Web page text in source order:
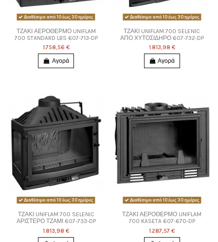
Διαθέσιμο από 10 έως 30 ημέρες
ΤΖΑΚΙ ΑΕΡΟΘΕΡΜΟ UNIFLAM
700 STANDARD LBS 607-713-DP
1.758,56 €
Αγορά
Διαθέσιμο από 10 έως 30 ημέρες
ΤΖΑΚΙ UNIFLAM 700 SELENIC
ΑΠΟ ΧΥΤΟΣΙΔΗΡΟ 607-732-DP
1.813,98 €
Αγορά
Διαθέσιμο από 10 έως 30 ημέρες
ΤΖΑΚΙ UNIFLAM 700 SELENIC
ΑΡΙΣΤΕΡΟ ΤΖΑΜΙ 607-733-DP
1.813,98 €
Διαθέσιμο από 10 έως 30 ημέρες
ΤΖΑΚΙ ΑΕΡΟΘΕΡΜΟ UNIFLAM
700 KASETA 607-670-DP
1.287,57 €